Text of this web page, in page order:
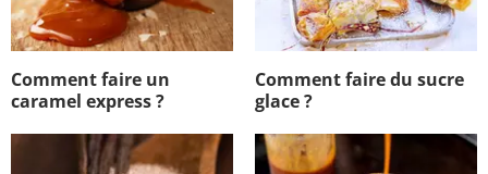
Comment faire un
caramel express ?
Comment faire du sucre
glace ?